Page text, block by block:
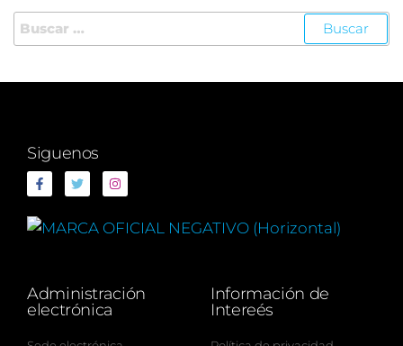
Siguenos
Administración
electrónica
Información de
Intereés